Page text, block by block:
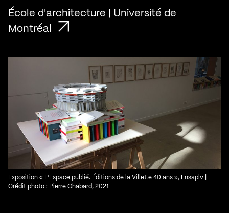
École d'architecture | Université de
Montréal
Exposition « L’Espace publié. Éditions de la Villette 40 ans », Ensaplv |
Crédit photo : Pierre Chabard, 2021